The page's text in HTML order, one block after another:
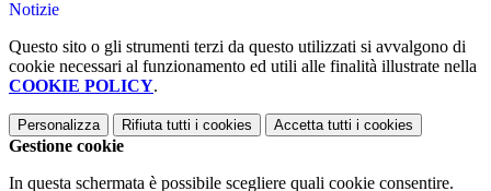
Notizie
Questo sito o gli strumenti terzi da questo utilizzati si avvalgono di
cookie necessari al funzionamento ed utili alle finalità illustrate nella
COOKIE POLICY.
Personalizza Rifiuta tutti i cookies Accetta tutti i cookies
Gestione cookie
In questa schermata è possibile scegliere quali cookie consentire.